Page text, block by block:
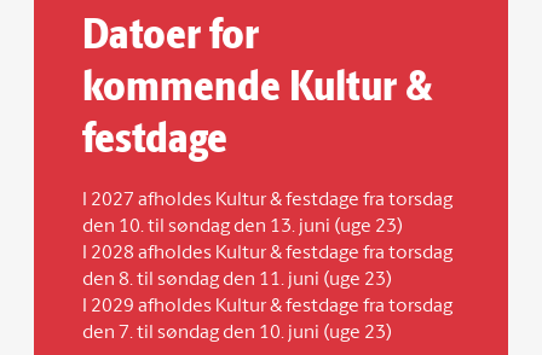
Datoer for
kommende Kultur &
festdage
I 2027 afholdes Kultur & festdage fra torsdag
den 10. til søndag den 13. juni (uge 23)
I 2028 afholdes Kultur & festdage fra torsdag
den 8. til søndag den 11. juni (uge 23)
I 2029 afholdes Kultur & festdage fra torsdag
den 7. til søndag den 10. juni (uge 23)